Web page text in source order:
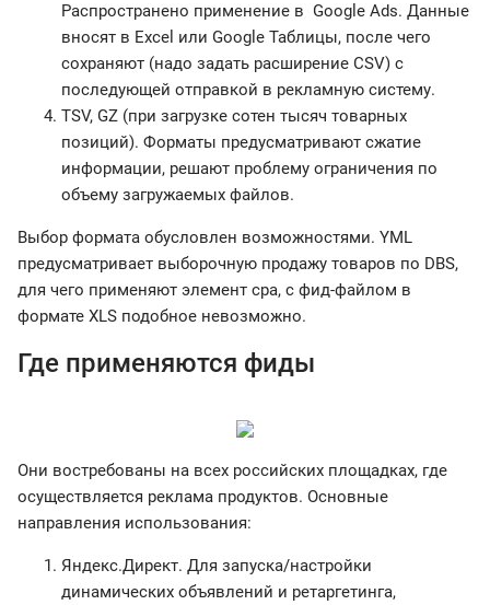
Распространено применение в Google Ads. Данные
вносят в Excel или Google Таблицы, после чего
сохраняют (надо задать расширение CSV) с
последующей отправкой в рекламную систему.
TSV, GZ (при загрузке сотен тысяч товарных
позиций). Форматы предусматривают сжатие
информации, решают проблему ограничения по
объему загружаемых файлов.
Выбор формата обусловлен возможностями. YML
предусматривает выборочную продажу товаров по DBS,
для чего применяют элемент cpa, с фид-файлом в
формате XLS подобное невозможно.
Где применяются фиды
Они востребованы на всех российских площадках, где
осуществляется реклама продуктов. Основные
направления использования:
Яндекс.Директ. Для запуска/настройки
динамических объявлений и ретаргетинга,